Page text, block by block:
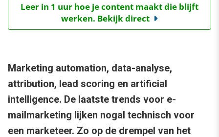
Leer in 1 uur hoe je content maakt die blijft
werken. Bekijk direct
Marketing automation, data-analyse,
attribution, lead scoring en artificial
intelligence. De laatste trends voor e-
mailmarketing lijken nogal technisch voor
een marketeer. Zo op de drempel van het